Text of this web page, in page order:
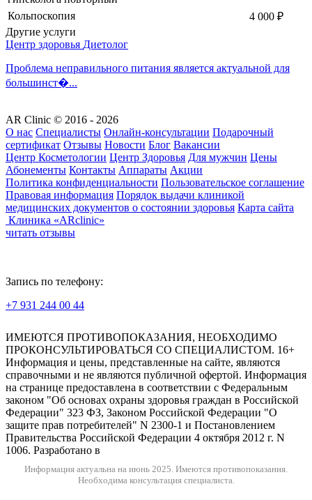
Кольпоскопия
4 000 ₽
Другие услуги
Центр здоровья Диетолог
Проблема неправильного питания является актуальной для
большинст�...
AR Clinic © 2016 - 2026
О нас Специалисты Онлайн-консультации Подарочный
сертификат Отзывы Новости Блог Вакансии
Центр Косметологии Центр Здоровья Для мужчин Цены
Абонементы Контакты Аппараты Акции
Политика конфиденциальности Пользовательское соглашение
Правовая информация Порядок выдачи клиникой
медицинских документов о состоянии здоровья Карта сайта
Клиника «ARclinic»
читать отзывы
Запись по телефону:
+7 931 244 00 44
ИМЕЮТСЯ ПРОТИВОПОКАЗАНИЯ, НЕОБХОДИМО
ПРОКОНСУЛЬТИРОВАТЬСЯ СО СПЕЦИАЛИСТОМ. 16+
Информация и цены, представленные на сайте, являются
справочными и не являются публичной офертой. Информация
на странице предоставлена в соответствии с Федеральным
законом "Об основах охраны здоровья граждан в Российской
Федерации" 323 ФЗ, Законом Российской Федерации "О
защите прав потребителей" N 2300-1 и Постановлением
Правительства Российской Федерации 4 октября 2012 г. N
1006. Разработано в
Информация актуальна на июнь 2025. Имеются противопоказания.
Необходима консультация специалиста.